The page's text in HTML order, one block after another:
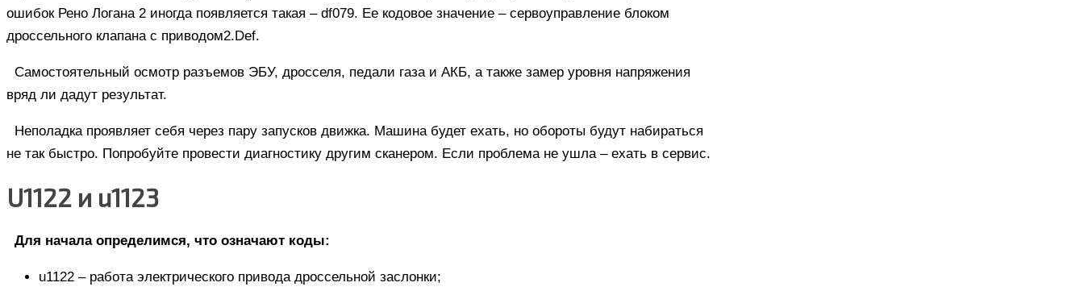
ошибок Рено Логана 2 иногда появляется такая – df079. Ее кодовое значение – сервоуправление блоком
дроссельного клапана с приводом2.Def.
Самостоятельный осмотр разъемов ЭБУ, дросселя, педали газа и АКБ, а также замер уровня напряжения
вряд ли дадут результат.
Неполадка проявляет себя через пару запусков движка. Машина будет ехать, но обороты будут набираться
не так быстро. Попробуйте провести диагностику другим сканером. Если проблема не ушла – ехать в сервис.
U1122 и u1123
Для начала определимся, что означают коды:
u1122 – работа электрического привода дроссельной заслонки;